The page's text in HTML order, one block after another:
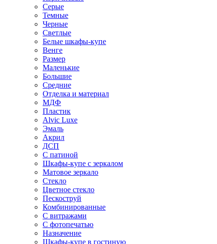
Серые
Темные
Черные
Светлые
Белые шкафы-купе
Венге
Размер
Маленькие
Большие
Средние
Отделка и материал
МДФ
Пластик
Alvic Luxe
Эмаль
Акрил
ДСП
С патиной
Шкафы-купе с зеркалом
Матовое зеркало
Стекло
Цветное стекло
Пескоструй
Комбинированные
С витражами
С фотопечатью
Назначение
Шкафы-купе в гостиную